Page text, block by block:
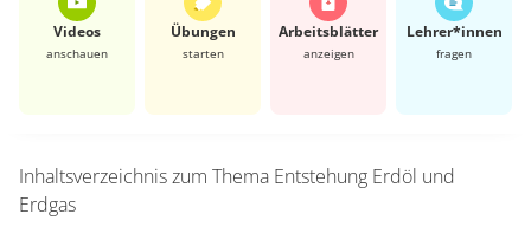
Videos
anschauen
Übungen
starten
Arbeits­blätter
anzeigen
Lehrer*​innen
fragen
Inhaltsverzeichnis zum Thema Entstehung Erdöl und
Erdgas